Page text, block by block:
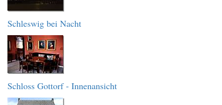
Schleswig bei Nacht
Schloss Gottorf - Innenansicht